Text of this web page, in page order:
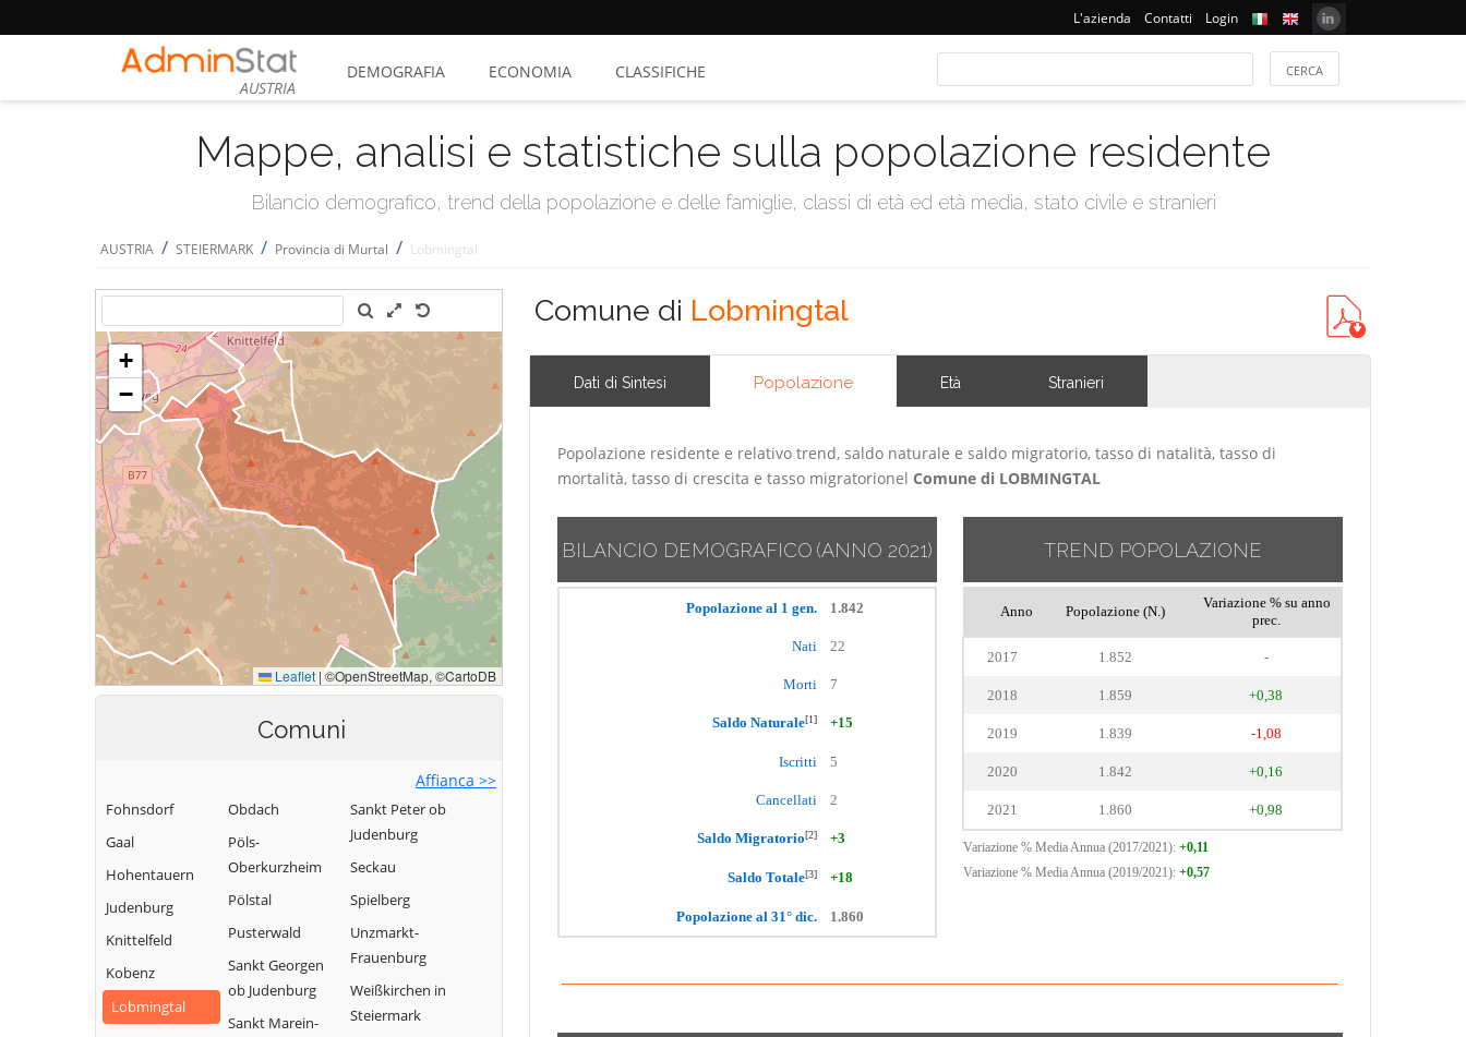
L'azienda Contatti Login
AUSTRIA
DEMOGRAFIA ECONOMIA CLASSIFICHE
Mappe, analisi e statistiche sulla popolazione residente
Bilancio demografico, trend della popolazione e delle famiglie, classi di età ed età media, stato civile e stranieri
AUSTRIA / STEIERMARK / Provincia di Murtal / Lobmingtal
Comuni
Affianca >>
Fohnsdorf
Gaal
Hohentauern
Judenburg
Knittelfeld
Kobenz
Lobmingtal
Obdach
Pöls-
Oberkurzheim
Pölstal
Pusterwald
Sankt Georgen
ob Judenburg
Sankt Marein-
Sankt Peter ob
Judenburg
Seckau
Spielberg
Unzmarkt-
Frauenburg
Weißkirchen in
Steiermark
Comune di Lobmingtal
Dati di Sintesi Popolazione Età Stranieri
Popolazione residente e relativo trend, saldo naturale e saldo migratorio, tasso di natalità, tasso di
mortalità, tasso di crescita e tasso migratorionel Comune di LOBMINGTAL
BILANCIO DEMOGRAFICO (ANNO 2021)
Popolazione al 1 gen. 1.842
Nati 22
Morti 7
Saldo Naturale[1] +15
Iscritti 5
Cancellati 2
Saldo Migratorio[2] +3
Saldo Totale[3] +18
Popolazione al 31° dic. 1.860
TREND POPOLAZIONE
Anno Popolazione (N.)
Variazione % su anno
prec.
2017 1.852 -
2018 1.859 +0,38
2019 1.839 -1,08
2020 1.842 +0,16
2021 1.860 +0,98
Variazione % Media Annua (2017/2021): +0,11
Variazione % Media Annua (2019/2021): +0,57